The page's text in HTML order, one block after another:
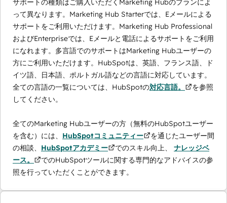
サポートの種類はご購入いただくMarketing Hubのプランによ
って異なります。Marketing Hub Starterでは、Eメールによる
サポートをご利用いただけます。Marketing Hub Professional
およびEnterpriseでは、Eメールと電話によるサポートをご利用
になれます。多言語でのサポートはMarketing Hubユーザーの
方にご利用いただけます。HubSpotは、英語、フランス語、ド
イツ語、日本語、ポルトガル語などの言語に対応しています。
全ての言語の一覧については、HubSpotの対応言語。
を参照
してください。
全てのMarketing Hubユーザーの方（無料のHubSpotユーザー
を含む）には、 HubSpotコミュニティー
を通じたユーザー間
の相談、 HubSpotアカデミー でのスキル向上、 ナレッジベ
ース。
でのHubSpotツールに関する専門的なアドバイスの参
照を行っていただくことができます。